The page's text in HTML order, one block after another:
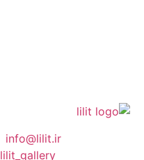
info@lilit.ir
lilit_gallery